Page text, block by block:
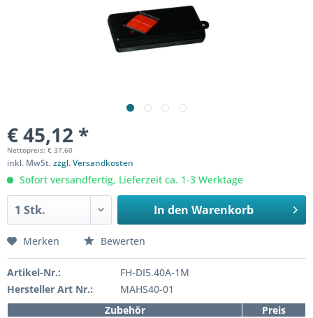
€ 45,12 *
Nettopreis: € 37,60
inkl. MwSt.zzgl. Versandkosten
Sofort versandfertig, Lieferzeit ca. 1-3 Werktage
In den Warenkorb
Merken Bewerten
Artikel-Nr.:
FH-DI5.40A-1M
Hersteller Art Nr.:
MAHS40-01
Zubehör
Preis